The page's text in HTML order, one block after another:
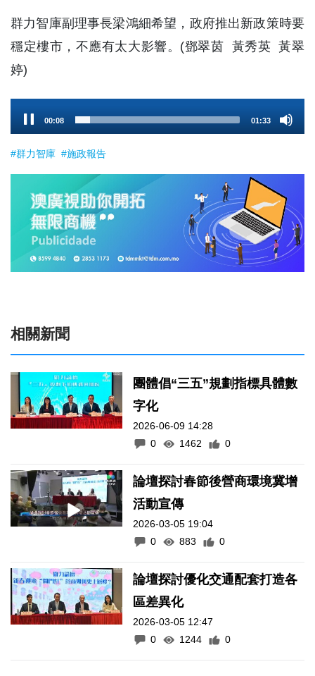
群力智庫副理事長梁鴻細希望，政府推出新政策時要
穩定樓市，不應有太大影響。(鄧翠茵 黃秀英 黃翠
婷)
Player
00:09 01:33
#群力智庫 #施政報告
相關新聞
團體倡“三五”規劃指標具體數
字化
2026-06-09 14:28
0
1462 0
論壇探討春節後營商環境冀增
活動宣傳
2026-03-05 19:04
0
883 0
論壇探討優化交通配套打造各
區差異化
2026-03-05 12:47
0
1244 0